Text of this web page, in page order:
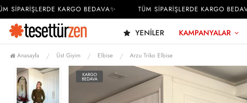
KARGO BEDAVA✨ TÜM SİPARİŞLERDE KARGO BEDAVA✨
YENILER KAMPANYALAR
Anasayfa Üst Giyim Elbise Arzu Triko Elbise
KARGO
BEDAVA